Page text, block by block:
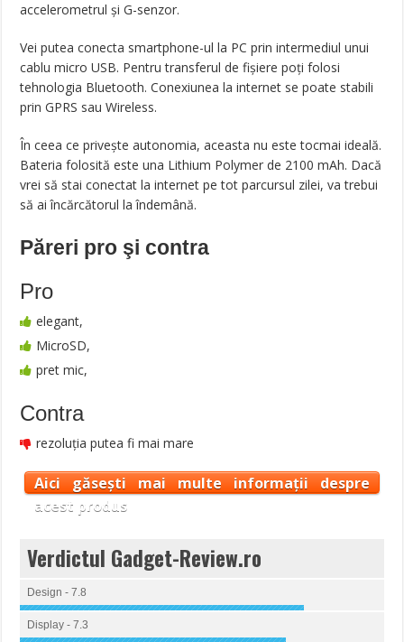
accelerometrul și G-senzor.
Vei putea conecta smartphone-ul la PC prin intermediul unui
cablu micro USB. Pentru transferul de fișiere poți folosi
tehnologia Bluetooth. Conexiunea la internet se poate stabili
prin GPRS sau Wireless.
În ceea ce privește autonomia, aceasta nu este tocmai ideală.
Bateria folosită este una Lithium Polymer de 2100 mAh. Dacă
vrei să stai conectat la internet pe tot parcursul zilei, va trebui
să ai încărcătorul la îndemână.
Păreri pro şi contra
Pro
elegant,
MicroSD,
pret mic,
Contra
rezoluția putea fi mai mare
Aici găsești mai multe informații despre
acest produs
Verdictul Gadget-Review.ro
Design - 7.8
Display - 7.3